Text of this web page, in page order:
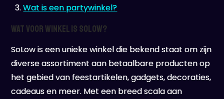
Wat is een partywinkel?
Wat voor winkel is SoLow?
SoLow is een unieke winkel die bekend staat om zijn
diverse assortiment aan betaalbare producten op
het gebied van feestartikelen, gadgets, decoraties,
cadeaus en meer. Met een breed scala aan